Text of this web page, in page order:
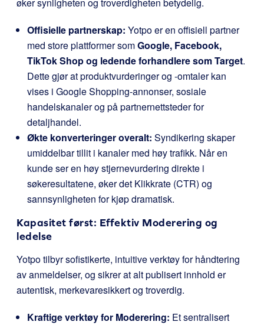
øker synligheten og troverdigheten betydelig.
Offisielle partnerskap: Yotpo er en offisiell partner
med store plattformer somGoogle, Facebook,
TikTok Shop og ledende forhandlere som Target.
Dette gjør at produktvurderinger og -omtaler kan
vises i Google Shopping-annonser, sosiale
handelskanaler og på partnernettsteder for
detaljhandel.
Økte konverteringer overalt: Syndikering skaper
umiddelbar tillit i kanaler med høy trafikk. Når en
kunde ser en høy stjernevurdering direkte i
søkeresultatene, øker det Klikkrate (CTR) og
sannsynligheten for kjøp dramatisk.
Kapasitet først: Effektiv Moderering og
ledelse
Yotpo tilbyr sofistikerte, intuitive verktøy for håndtering
av anmeldelser, og sikrer at alt publisert innhold er
autentisk, merkevaresikkert og troverdig.
Kraftige verktøy for Moderering: Et sentralisert